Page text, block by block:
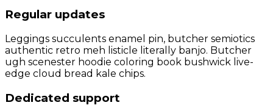
Regular updates
Leggings succulents enamel pin, butcher semiotics
authentic retro meh listicle literally banjo. Butcher
ugh scenester hoodie coloring book bushwick live-
edge cloud bread kale chips.
Dedicated support